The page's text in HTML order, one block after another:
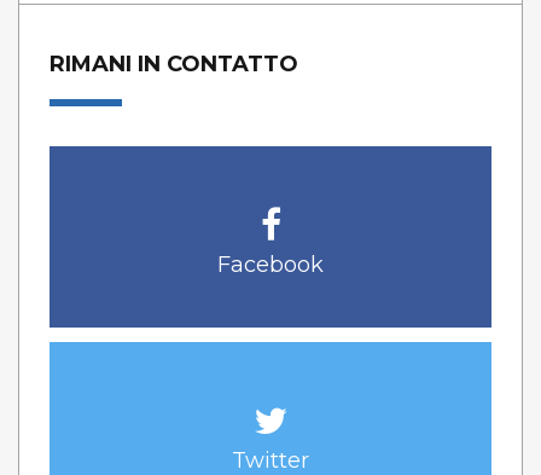
RIMANI IN CONTATTO
Facebook
Twitter